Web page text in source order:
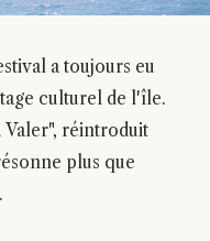
a toujours eu
culturel de l'île.
Valer", réintroduit
plus que